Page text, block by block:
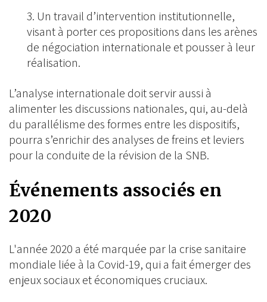
Un travail d’intervention institutionnelle,
visant à porter ces propositions dans les arènes
de négociation internationale et pousser à leur
réalisation.
L’analyse internationale doit servir aussi à
alimenter les discussions nationales, qui, au-delà
du parallélisme des formes entre les dispositifs,
pourra s’enrichir des analyses de freins et leviers
pour la conduite de la révision de la SNB.
Événements associés en
2020
L'année 2020 a été marquée par la crise sanitaire
mondiale liée à la Covid-19, qui a fait émerger des
enjeux sociaux et économiques cruciaux.